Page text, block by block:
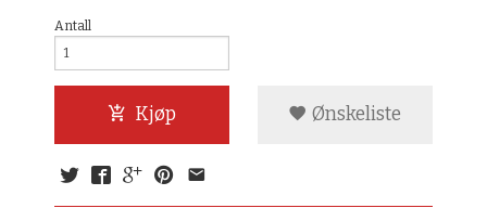
Antall
Kjøp Ønskeliste